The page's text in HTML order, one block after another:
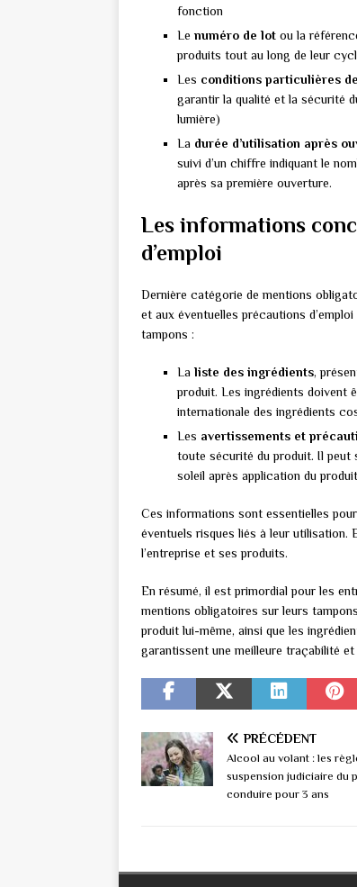
fonction
Le numéro de lot ou la
produits tout au long de leur
Les conditions particulières
garantir la qualité et la sécurité
lumière)
La durée d’utilisation après
suivi d’un chiffre indiquant le
après sa première ouverture.
Les informations
d’emploi
Dernière catégorie de mentions
et aux éventuelles précautions
tampons :
La liste des ingrédients,
produit. Les ingrédients doivent
internationale des ingrédients
Les avertissements et
toute sécurité du produit. Il peut
soleil après application du
Ces informations sont essentielles
éventuels risques liés à leur
l’entreprise et ses produits.
En résumé, il est primordial pour les
mentions obligatoires sur leurs
produit lui-même, ainsi que les
garantissent une meilleure traçabilité
PRÉCÉDENT
Alcool au volant : les
suspension judiciaire du
conduire pour 3 ans